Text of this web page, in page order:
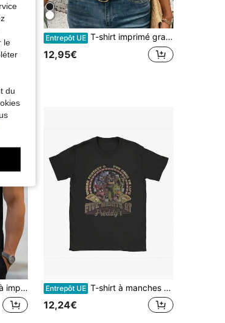
produits dérivés pour les fans Entrepôt UE T-shirt imprimé graphique pour femme, idéal pour un 18e anniversaire, motif automne, tissu de haute qualité, coupe confortable, style hip-hop, respirant
12,95€
classique, style décontracté d'été, lavable.
Entrepôt UE T-shirt à manches courtes col rond en coton avec humour At Freddys Five Nights T-shirts pour hommes grande taille Vêtements pour hommes
12,24€
le
du